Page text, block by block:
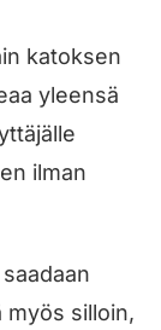
katoksen
yleensä
ilman
myös silloin,